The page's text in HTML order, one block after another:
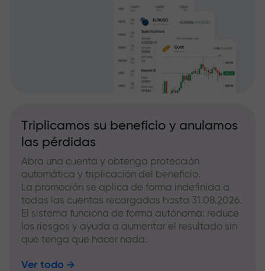
Triplicamos su beneficio y anulamos
las pérdidas
Abra una cuenta y obtenga protección
automática y triplicación del beneficio.
La promoción se aplica de forma indefinida a
todas las cuentas recargadas hasta 31.08.2026.
El sistema funciona de forma autónoma: reduce
los riesgos y ayuda a aumentar el resultado sin
que tenga que hacer nada.
Ver todo